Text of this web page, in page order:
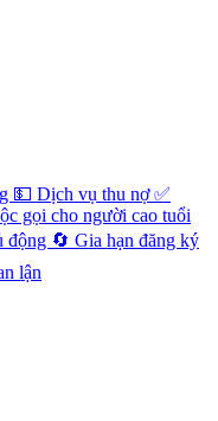
💵 Dịch vụ thu nợ✅
gọi cho người cao tuổi
động 🔄 Gia hạn đăng ký
lận